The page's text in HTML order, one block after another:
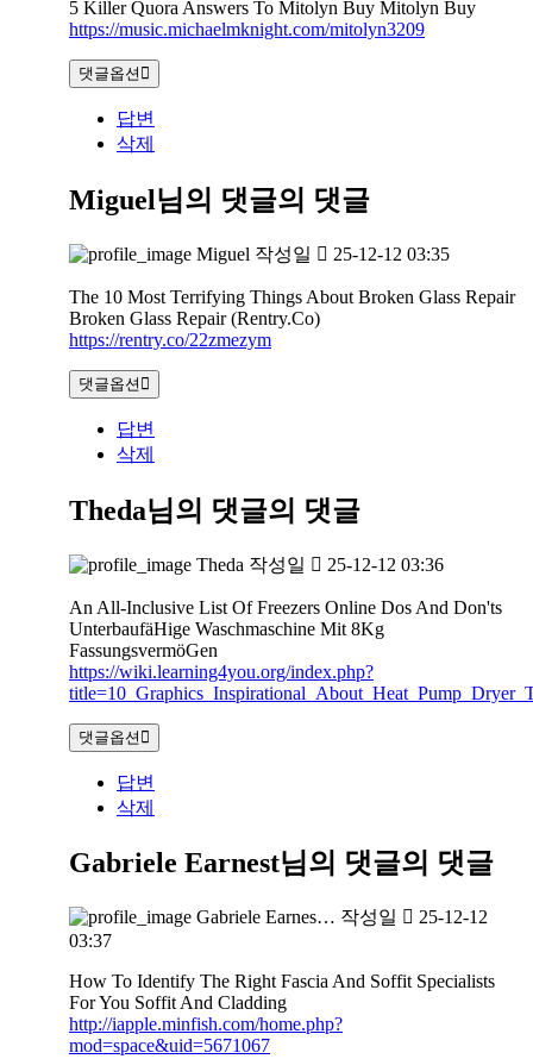
5 Killer Quora Answers To Mitolyn Buy Mitolyn Buy
https://music.michaelmknight.com/mitolyn3209
댓글옵션
답변
삭제
Miguel님의 댓글의 댓글
Miguel 작성일 25-12-12 03:35
The 10 Most Terrifying Things About Broken Glass Repair
Broken Glass Repair (Rentry.Co)
https://rentry.co/22zmezym
댓글옵션
답변
삭제
Theda님의 댓글의 댓글
Theda 작성일 25-12-12 03:36
An All-Inclusive List Of Freezers Online Dos And Don'ts
UnterbaufäHige Waschmaschine Mit 8Kg
FassungsvermöGen
https://wiki.learning4you.org/index.php?
댓글옵션
답변
삭제
Gabriele Earnest님의 댓글의 댓글
Gabriele Earnes… 작성일
25-12-12
03:37
How To Identify The Right Fascia And Soffit Specialists
For You Soffit And Cladding
http://iapple.minfish.com/home.php?
mod=space&uid=5671067